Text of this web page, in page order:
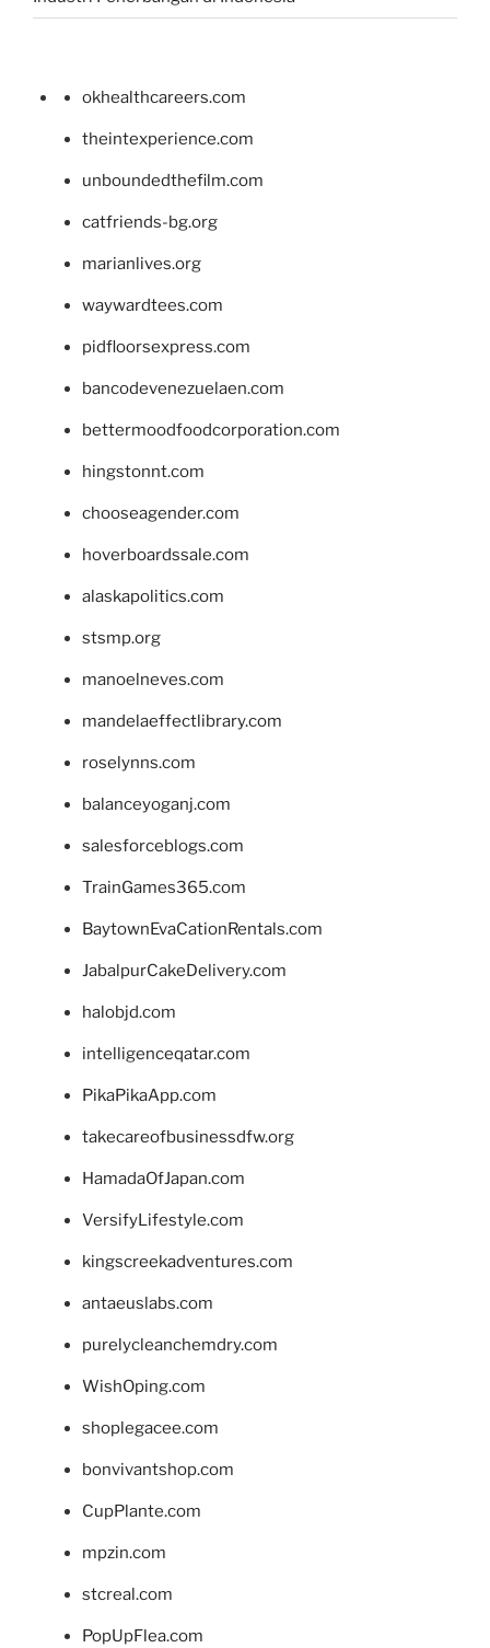
okhealthcareers.com
theintexperience.com
unboundedthefilm.com
catfriends-bg.org
marianlives.org
waywardtees.com
pidfloorsexpress.com
bancodevenezuelaen.com
bettermoodfoodcorporation.com
hingstonnt.com
chooseagender.com
hoverboardssale.com
alaskapolitics.com
stsmp.org
manoelneves.com
mandelaeffectlibrary.com
roselynns.com
balanceyoganj.com
salesforceblogs.com
TrainGames365.com
BaytownEvaCationRentals.com
JabalpurCakeDelivery.com
halobjd.com
intelligenceqatar.com
PikaPikaApp.com
takecareofbusinessdfw.org
HamadaOfJapan.com
VersifyLifestyle.com
kingscreekadventures.com
antaeuslabs.com
purelycleanchemdry.com
WishOping.com
shoplegacee.com
bonvivantshop.com
CupPlante.com
mpzin.com
stcreal.com
PopUpFlea.com